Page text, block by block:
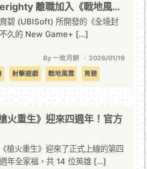
離職加入《戰地風
碧 (UBISoft) 所開發的《全境封
久的 New Game+ […]
By 一枚月餅
2026/01/19
射擊遊戲 戰地風雲 育碧
火重生》迎來四週年！官方
槍火重生》迎來了正式上線的第四
年全家福，共 14 位英雄 […]